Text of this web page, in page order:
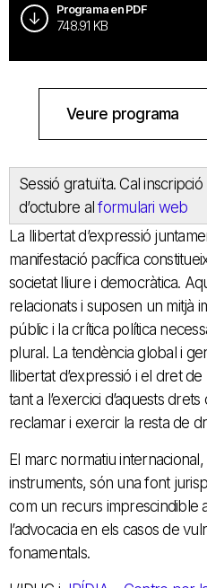
Programa en PDF
748.91 KB
Veure programa
Sessió gratuïta. Cal
d’octubre alformulari web
La llibertat d’expressió
manifestació pacífica
societat lliure i democràtica.
relacionats i suposen un mitjà
públic i la crítica política
plural. La tendència global i
llibertat d’expressió i el dret
tant a l’exercici d’aquests
reclamar i exercir la resta de
El marc normatiu
instruments, són una font
com un recurs imprescindible
l’advocacia en els casos de
fonamentals.